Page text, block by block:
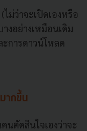
ไม่ว่าจะเปิดเองหรือ
งอย่างเหมือนเดิม
ะการดาวน์โหลด
ากขึ้น
นตัดสินใจเองว่าจะ